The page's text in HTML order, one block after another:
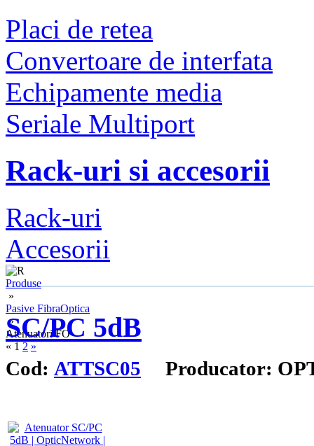
Placi de retea
Convertoare de interfata
Echipamente media
Seriale Multiport
Rack-uri si accesorii
Rack-uri
Accesorii
Produse
»
Pasive FibraOptica
»
Atenuatori FO
« 1 2 »
SC/PC 5dB
Cod: ATTSC05 Producator: